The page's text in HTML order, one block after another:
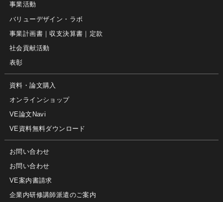
事業活動
バリューデザイン・ラボ
事業計画書｜収支決算書｜定款
社会貢献活動
表彰
資料・論文購入
オンラインショップ
VE論文Navi
VE資料無料ダウンロード
お問い合わせ
お問い合わせ
VE案内書請求
企業内研修講師派遣のご案内